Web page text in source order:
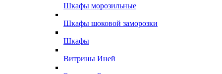
Шкафы морозильные
Шкафы шоковой заморозки
Шкафы
Витрины Иней